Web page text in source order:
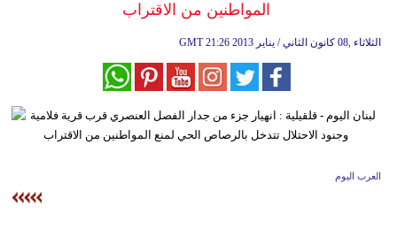
سياحة
وسفر
المواطنين من الاقتراب
GMT 21:26 2013 الثلاثاء ,08 كانون الثاني / يناير
العرب اليوم